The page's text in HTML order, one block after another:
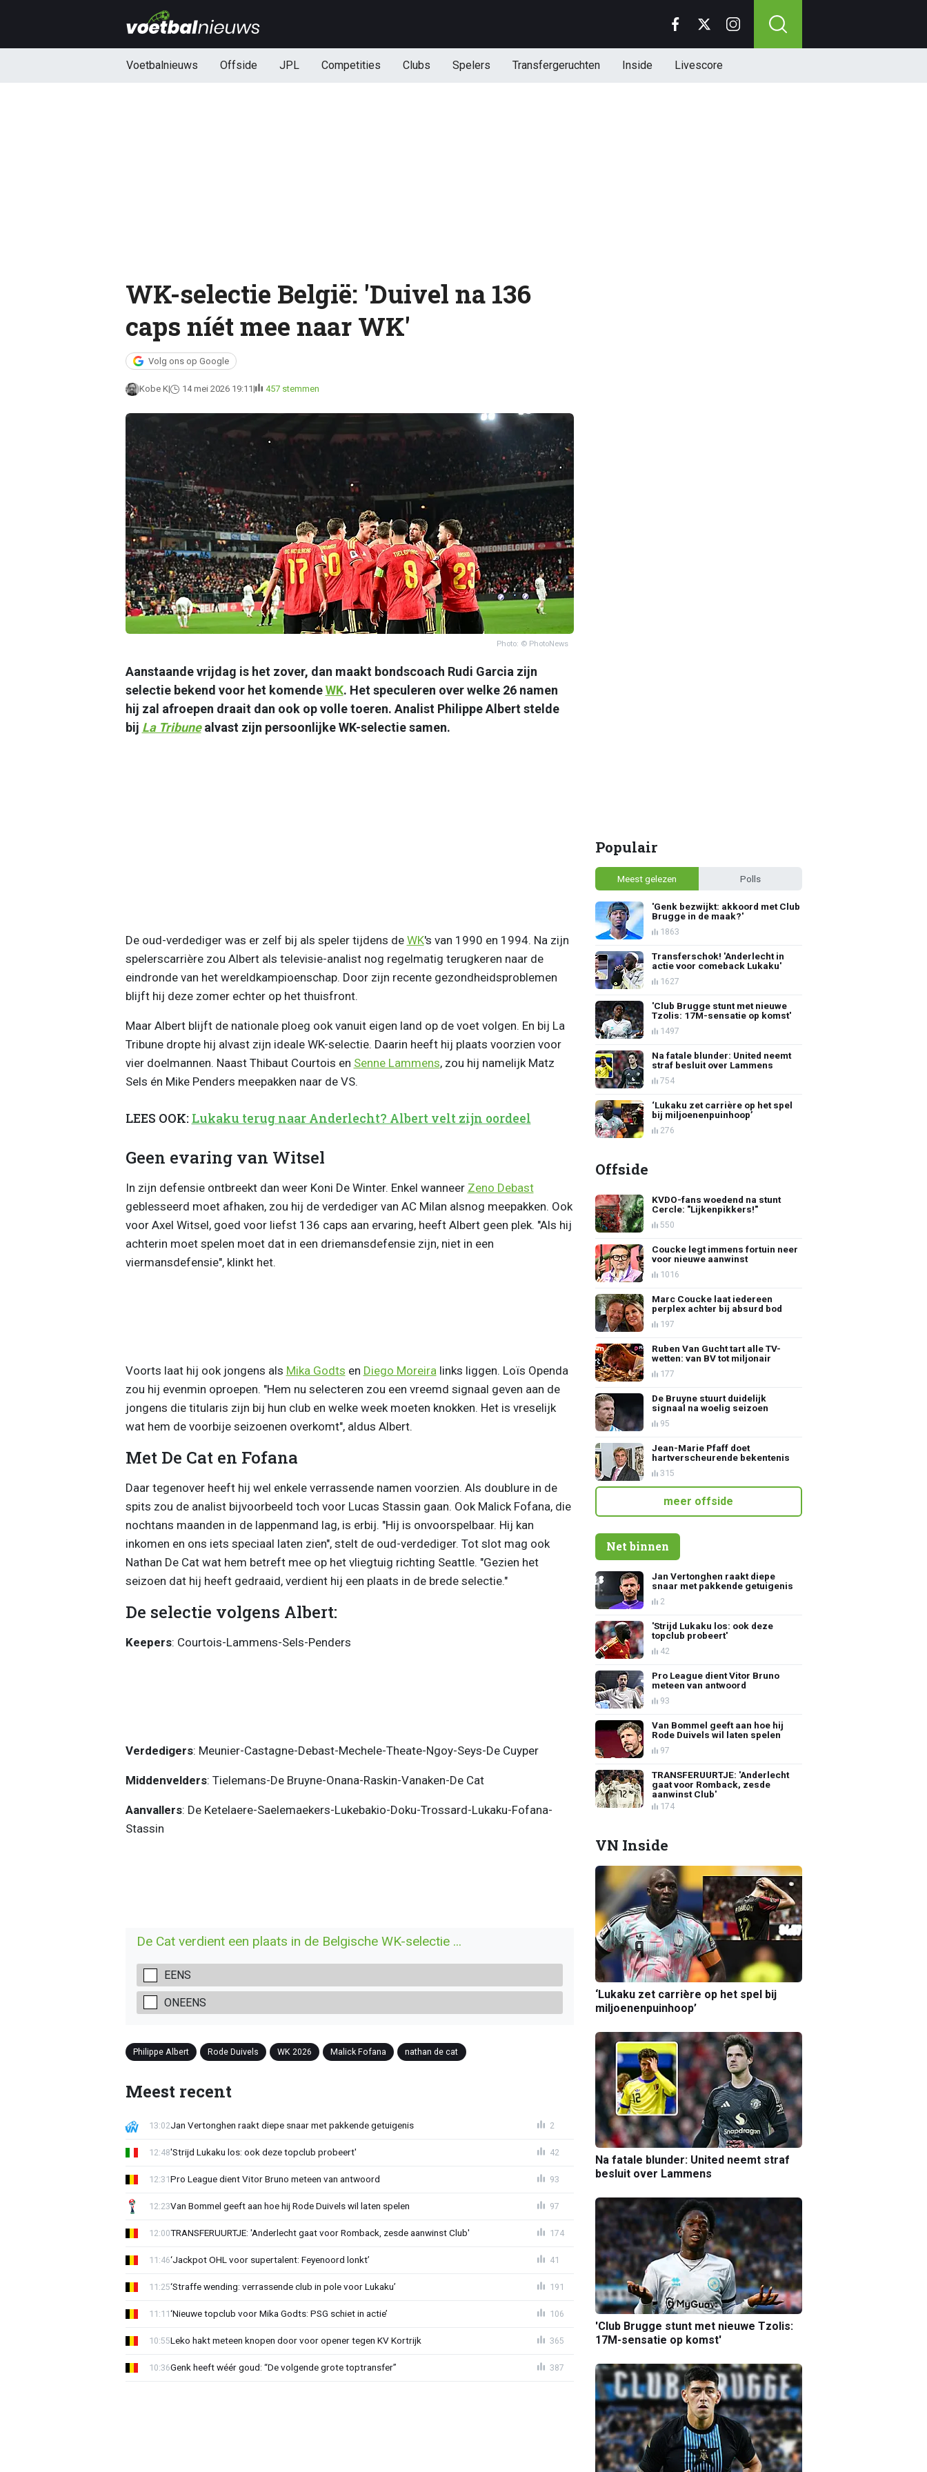
Voetbalnieuws Offside JPL Competities Clubs Spelers Transfergeruchten Inside Livescore
WK-selectie België: 'Duivel na 136
caps níét mee naar WK'
Volg ons op Google
Kobe K 14 mei 2026 19:11 457 stemmen
Photo: © PhotoNews
Aanstaande vrijdag is het zover, dan maakt bondscoach Rudi Garcia zijn
selectie bekend voor het komendeWK. Het speculeren over welke 26 namen
hij zal afroepen draait dan ook op volle toeren. Analist Philippe Albert stelde
bij La Tribunealvast zijn persoonlijke WK-selectie samen.
De oud-verdediger was er zelf bij als speler tijdens de WK's van 1990 en 1994. Na zijn
spelerscarrière zou Albert als televisie-analist nog regelmatig terugkeren naar de
eindronde van het wereldkampioenschap. Door zijn recente gezondheidsproblemen
blijft hij deze zomer echter op het thuisfront.
Maar Albert blijft de nationale ploeg ook vanuit eigen land op de voet volgen. En bij La
Tribune dropte hij alvast zijn ideale WK-selectie. Daarin heeft hij plaats voorzien voor
vier doelmannen. Naast Thibaut Courtois en Senne Lammens, zou hij namelijk Matz
Sels én Mike Penders meepakken naar de VS.
LEES OOK: Lukaku terug naar Anderlecht? Albert velt zijn oordeel
Geen evaring van Witsel
In zijn defensie ontbreekt dan weer Koni De Winter. Enkel wanneer Zeno Debast
geblesseerd moet afhaken, zou hij de verdediger van AC Milan alsnog meepakken. Ook
voor Axel Witsel, goed voor liefst 136 caps aan ervaring, heeft Albert geen plek. "Als hij
achterin moet spelen moet dat in een driemansdefensie zijn, niet in een
viermansdefensie", klinkt het.
Voorts laat hij ook jongens als Mika Godts en Diego Moreira links liggen. Loïs Openda
zou hij evenmin oproepen. "Hem nu selecteren zou een vreemd signaal geven aan de
jongens die titularis zijn bij hun club en welke week moeten knokken. Het is vreselijk
wat hem de voorbije seizoenen overkomt", aldus Albert.
Met De Cat en Fofana
Daar tegenover heeft hij wel enkele verrassende namen voorzien. Als doublure in de
spits zou de analist bijvoorbeeld toch voor Lucas Stassin gaan. Ook Malick Fofana, die
nochtans maanden in de lappenmand lag, is erbij. "Hij is onvoorspelbaar. Hij kan
inkomen en ons iets speciaal laten zien", stelt de oud-verdediger. Tot slot mag ook
Nathan De Cat wat hem betreft mee op het vliegtuig richting Seattle. "Gezien het
seizoen dat hij heeft gedraaid, verdient hij een plaats in de brede selectie."
De selectie volgens Albert:
Keepers: Courtois-Lammens-Sels-Penders
Verdedigers: Meunier-Castagne-Debast-Mechele-Theate-Ngoy-Seys-De Cuyper
Middenvelders: Tielemans-De Bruyne-Onana-Raskin-Vanaken-De Cat
Aanvallers: De Ketelaere-Saelemaekers-Lukebakio-Doku-Trossard-Lukaku-Fofana-
Stassin
De Cat verdient een plaats in de Belgische WK-selectie ...
EENS
ONEENS
Philippe Albert Rode Duivels WK 2026 Malick Fofana nathan de cat
Meest recent
Jan Vertonghen raakt diepe snaar met pakkende getuigenis
13:02 2
'Strijd Lukaku los: ook deze topclub probeert'
12:48 42
Pro League dient Vitor Bruno meteen van antwoord
12:31 93
Van Bommel geeft aan hoe hij Rode Duivels wil laten spelen
12:23 97
TRANSFERUURTJE: 'Anderlecht gaat voor Romback, zesde aanwinst Club'
12:00 174
‘Jackpot OHL voor supertalent: Feyenoord lonkt’
11:46 41
‘Straffe wending: verrassende club in pole voor Lukaku’
11:25 191
‘Nieuwe topclub voor Mika Godts: PSG schiet in actie’
11:11 106
Leko hakt meteen knopen door voor opener tegen KV Kortrijk
10:55 365
Genk heeft wéér goud: “De volgende grote toptransfer”
10:36 387
Populair
Meest gelezen Polls
'Genk bezwijkt: akkoord met Club
Brugge in de maak?'
1863
Transferschok! 'Anderlecht in
actie voor comeback Lukaku'
1627
'Club Brugge stunt met nieuwe
Tzolis: 17M-sensatie op komst'
1497
Na fatale blunder: United neemt
straf besluit over Lammens
754
‘Lukaku zet carrière op het spel
bij miljoenenpuinhoop’
276
Offside
KVDO-fans woedend na stunt
Cercle: "Lijkenpikkers!"
550
Coucke legt immens fortuin neer
voor nieuwe aanwinst
1016
Marc Coucke laat iedereen
perplex achter bij absurd bod
197
Ruben Van Gucht tart alle TV-
wetten: van BV tot miljonair
177
De Bruyne stuurt duidelijk
signaal na woelig seizoen
95
Jean-Marie Pfaff doet
hartverscheurende bekentenis
315
meer offside
Net binnen
Jan Vertonghen raakt diepe
snaar met pakkende getuigenis
2
'Strijd Lukaku los: ook deze
topclub probeert'
42
Pro League dient Vitor Bruno
meteen van antwoord
93
Van Bommel geeft aan hoe hij
Rode Duivels wil laten spelen
97
TRANSFERUURTJE: 'Anderlecht
gaat voor Romback, zesde
aanwinst Club'
174
VN Inside
‘Lukaku zet carrière op het spel bij
miljoenenpuinhoop’
Na fatale blunder: United neemt straf
besluit over Lammens
'Club Brugge stunt met nieuwe Tzolis:
17M-sensatie op komst'